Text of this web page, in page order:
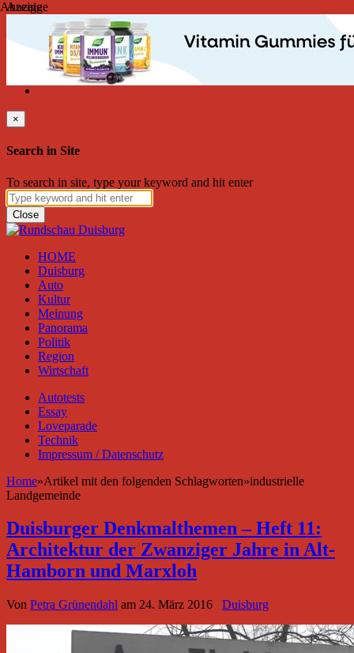
Samstag, August 08, 2026
Friend on Facebook Follow on Twitter
Search
×
Search in Site
To search in site, type your keyword and hit enter
Close
HOME
Duisburg
Auto
Kultur
Meinung
Panorama
Politik
Region
Wirtschaft
Autotests
Essay
Loveparade
Technik
Impressum / Datenschutz
Home»Artikel mit den folgenden Schlagworten»industrielle
Landgemeinde
Duisburger Denkmalthemen – Heft 11:
Architektur der Zwanziger Jahre in Alt-
Hamborn und Marxloh
Von Petra Grünendahl am 24. März 2016 Duisburg
Anzeige
Anzeige